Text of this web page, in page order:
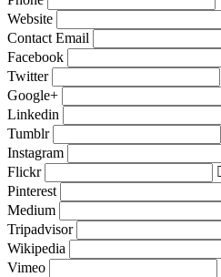
Website
Contact Email
Facebook
Twitter
Google+
Linkedin
Tumblr
Instagram
Flickr
Pinterest
Medium
Tripadvisor
Wikipedia
Vimeo